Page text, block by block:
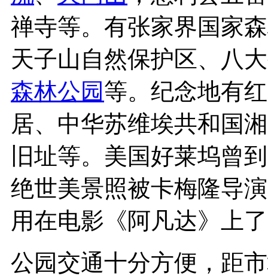
禅寺等。有张家界国家
天子山自然保护区、八
森林公园等。纪念地有
居、中华苏维埃共和国
旧址等。美国好莱坞曾
绝世美景照被卡梅隆导
用在电影《阿凡达》上
公园交通十分方便，距